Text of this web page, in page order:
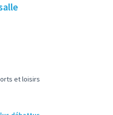
les résultats de la catégorie :
et loisirs